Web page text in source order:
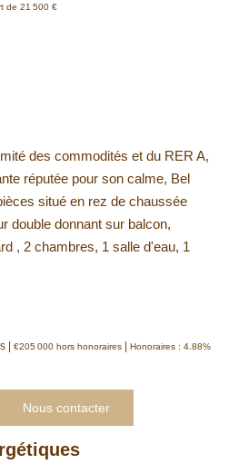
de 21 500 €
des commodités et du RER A,
réputée pour son calme, Bel
situé en rez de chaussée
double donnant sur balcon,
, 2 chambres, 1 salle d'eau, 1
| €205 000 hors honoraires | Honoraires : 4.88%
Nous contacter